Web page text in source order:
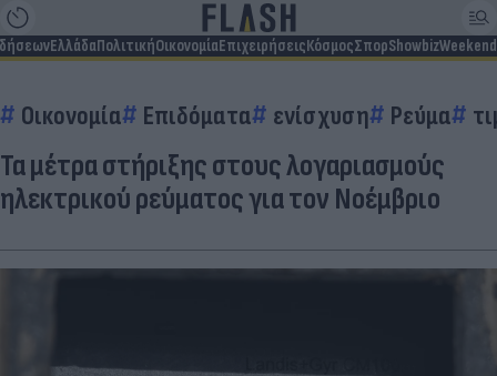
ΕλλάδαΠολιτικήΟικονομίαΕπιχειρήσειςΚόσμοςΣπορShowbizWeekend
Οικονομία Επιδόματα ενίσχυση Ρεύμα
Τα μέτρα στήριξης στους λογαριασμούς
ηλεκτρικού ρεύματος για τον Νοέμβριο